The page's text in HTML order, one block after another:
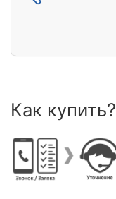
Как купить?